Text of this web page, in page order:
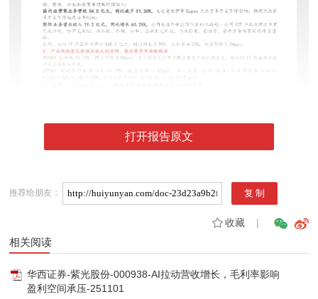
打开报告原文
推荐给朋友：
收藏|
相关阅读
华西证券-紫光股份-000938-AI拉动营收增长，毛利率影响
盈利空间承压-251101